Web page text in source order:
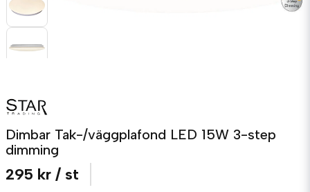
Dimbar Tak-/väggplafond LED 15W 3-step
dimming
295 kr / st